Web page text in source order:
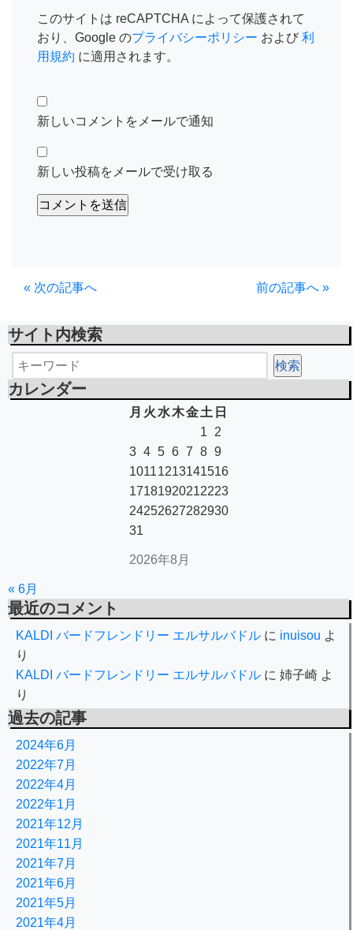
このサイトは reCAPTCHA によって保護されて
おり、Google のプライバシーポリシー および 利
用規約 に適用されます。
新しいコメントをメールで通知
新しい投稿をメールで受け取る
前の記事へ »
« 次の記事へ
サイト内検索
カレンダー
2026年8月
月 火 水木金 土 日
1
2
3 4 5 6 7 8 9
10111213141516
17181920212223
24252627282930
31
« 6月
最近のコメント
KALDI バードフレンドリー エルサルバドル に inuisou よ
り
KALDI バードフレンドリー エルサルバドル に 姉子崎 よ
り
過去の記事
2024年6月
2022年7月
2022年4月
2022年1月
2021年12月
2021年11月
2021年7月
2021年6月
2021年5月
2021年4月